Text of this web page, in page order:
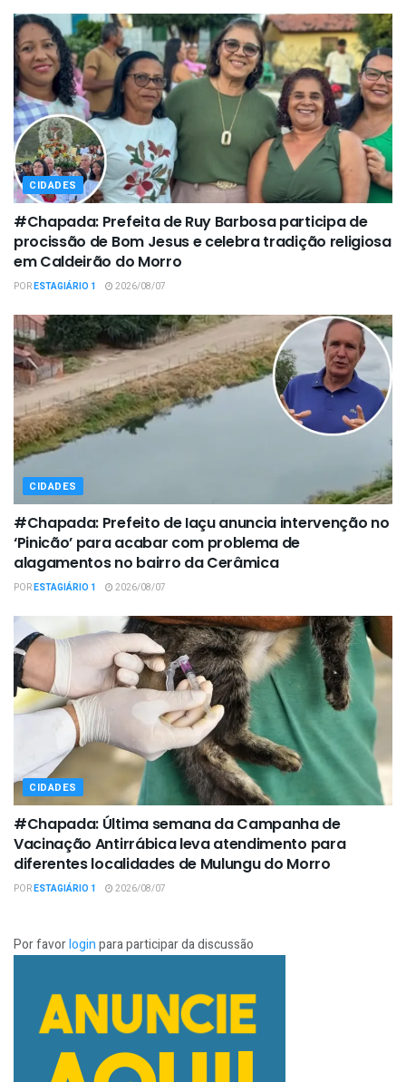
CIDADES
#Chapada: Prefeita de Ruy Barbosa participa de
procissão de Bom Jesus e celebra tradição religiosa
em Caldeirão do Morro
PORESTAGIÁRIO 1 2026/08/07
CIDADES
#Chapada: Prefeito de Iaçu anuncia intervenção no
‘Pinicão’ para acabar com problema de
alagamentos no bairro da Cerâmica
PORESTAGIÁRIO 1 2026/08/07
CIDADES
#Chapada: Última semana da Campanha de
Vacinação Antirrábica leva atendimento para
diferentes localidades de Mulungu do Morro
PORESTAGIÁRIO 1 2026/08/07
Por favorloginpara participar da discussão